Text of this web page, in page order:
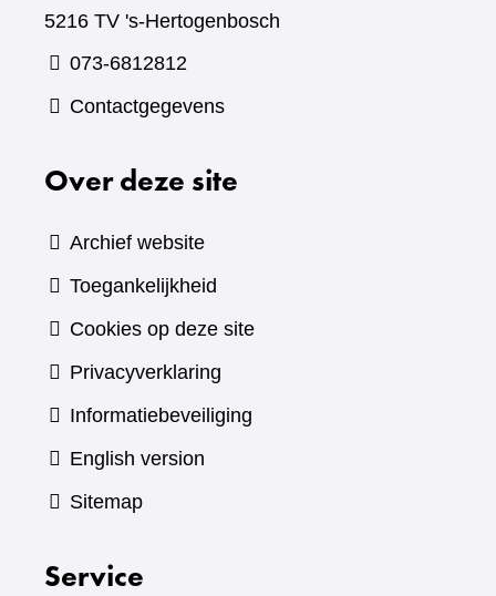
5216 TV 's-Hertogenbosch
073-6812812
Contactgegevens
Over deze site
Archief website
Toegankelijkheid
Cookies op deze site
Privacyverklaring
Informatiebeveiliging
English version
Sitemap
Service